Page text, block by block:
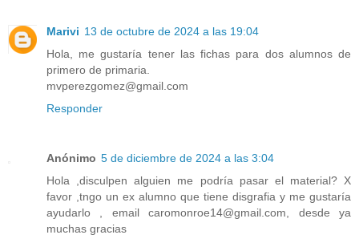
Marivi 13 de octubre de 2024 a las 19:04
Hola, me gustaría tener las fichas para dos alumnos de
primero de primaria.
mvperezgomez@gmail.com
Responder
Anónimo 5 de diciembre de 2024 a las 3:04
Hola ,disculpen alguien me podría pasar el material? X
favor ,tngo un ex alumno que tiene disgrafia y me gustaría
ayudarlo , email caromonroe14@gmail.com, desde ya
muchas gracias